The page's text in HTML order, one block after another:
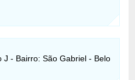
J - Bairro: São Gabriel - Belo